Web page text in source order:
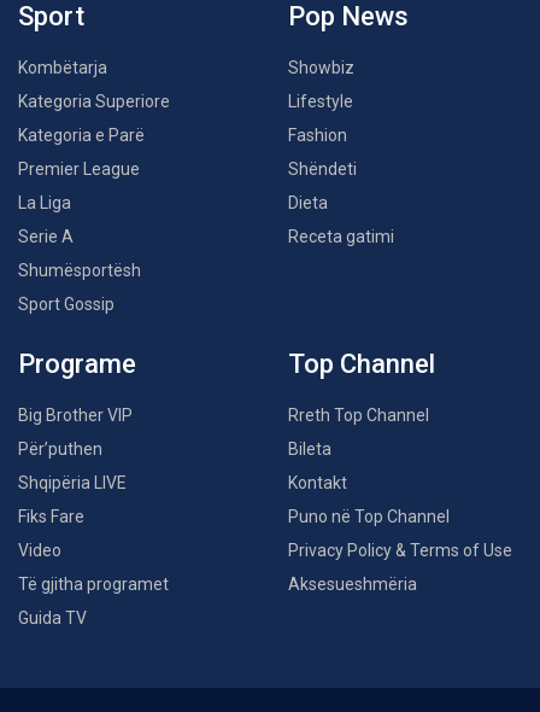
Sport
Kombëtarja
Kategoria Superiore
Kategoria e Parë
Premier League
La Liga
Serie A
Shumësportësh
Sport Gossip
Pop News
Showbiz
Lifestyle
Fashion
Shëndeti
Dieta
Receta gatimi
Programe
Big Brother VIP
Për’puthen
Shqipëria LIVE
Fiks Fare
Video
Të gjitha programet
Guida TV
Top Channel
Rreth Top Channel
Bileta
Kontakt
Puno në Top Channel
Privacy Policy & Terms of Use
Aksesueshmëria